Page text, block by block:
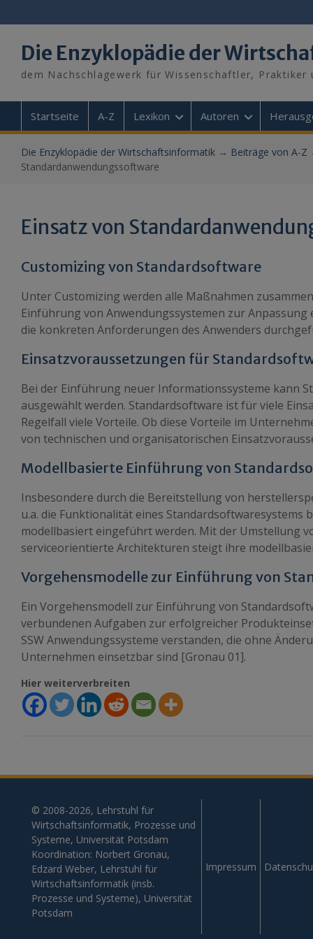
to
Die Enzyklopädie der
dem Nachschlagewerk für Wissenschaftler, Praktiker
Startseite A-Z Lexikon Autoren
Die Enzyklopädie der Wirtschaftsinformatik→ Beiträge von A-Z
Standardanwendungssoftware
Einsatz von
Customizing von Standardsoftware
Unter Customizing werden alle Maßnahmen
Einführung von Anwendungssystemen zur
die konkreten Anforderungen des Anwenders
Einsatzvoraussetzungen für
Bei der Einführung neuer Informationssysteme kann
ausgewählt werden. Standardsoftware ist für viele
Regelfall viele Vorteile. Ob diese Vorteile im
von technischen und organisatorischen
Modellbasierte Einführung von
Insbesondere durch die Bereitstellung von
u.a. die Funktionalität eines Standardsoftwaresystems
modellbasiert eingeführt werden. Mit der Umstellung
serviceorientierte Architekturen steigt ihre
Vorgehensmodelle zur Einführung von
Ein Vorgehensmodell zur Einführung von
verbundenen Aufgaben zur erfolgreicher
SSW Anwendungssysteme verstanden, die ohne
Unternehmen einsetzbar sind [Gronau 01].
Hier weiterverbreiten
© 2008-2026, Lehrstuhl für
Wirtschaftsinformatik, Prozesse und
Systeme, Universität Potsdam
Koordination: Norbert Gronau,
Edzard Weber, Lehrstuhl für
Wirtschaftsinformatik (insb.
Prozesse und Systeme), Universität
Potsdam
Impressum